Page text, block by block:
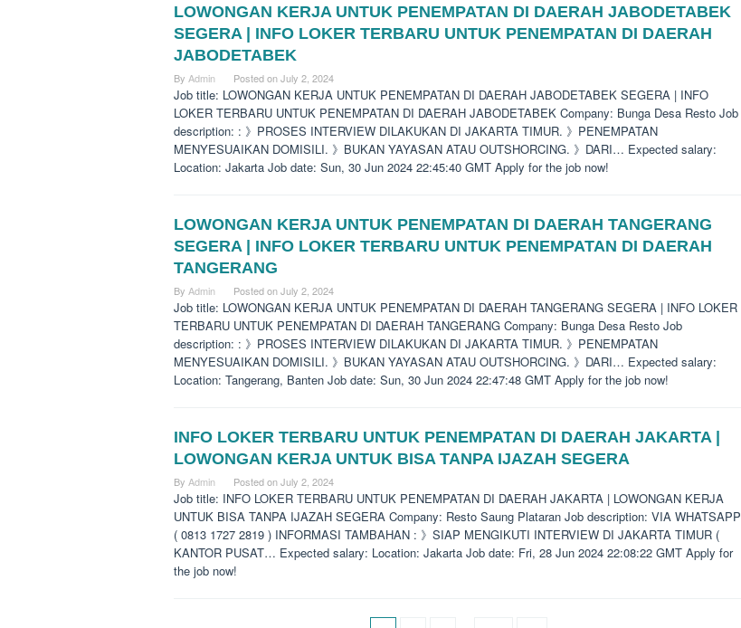
LOWONGAN KERJA UNTUK PENEMPATAN DI DAERAH JABODETABEK
SEGERA | INFO LOKER TERBARU UNTUK PENEMPATAN DI DAERAH
JABODETABEK
By Admin Posted onJuly 2, 2024
Job title: LOWONGAN KERJA UNTUK PENEMPATAN DI DAERAH JABODETABEK SEGERA | INFO
LOKER TERBARU UNTUK PENEMPATAN DI DAERAH JABODETABEK Company: Bunga Desa Resto Job
description: : 》PROSES INTERVIEW DILAKUKAN DI JAKARTA TIMUR. 》PENEMPATAN
MENYESUAIKAN DOMISILI. 》BUKAN YAYASAN ATAU OUTSHORCING. 》DARI… Expected salary:
Location: Jakarta Job date: Sun, 30 Jun 2024 22:45:40 GMT Apply for the job now!
LOWONGAN KERJA UNTUK PENEMPATAN DI DAERAH TANGERANG
SEGERA | INFO LOKER TERBARU UNTUK PENEMPATAN DI DAERAH
TANGERANG
By Admin Posted onJuly 2, 2024
Job title: LOWONGAN KERJA UNTUK PENEMPATAN DI DAERAH TANGERANG SEGERA | INFO LOKER
TERBARU UNTUK PENEMPATAN DI DAERAH TANGERANG Company: Bunga Desa Resto Job
description: : 》PROSES INTERVIEW DILAKUKAN DI JAKARTA TIMUR. 》PENEMPATAN
MENYESUAIKAN DOMISILI. 》BUKAN YAYASAN ATAU OUTSHORCING. 》DARI… Expected salary:
Location: Tangerang, Banten Job date: Sun, 30 Jun 2024 22:47:48 GMT Apply for the job now!
INFO LOKER TERBARU UNTUK PENEMPATAN DI DAERAH JAKARTA |
LOWONGAN KERJA UNTUK BISA TANPA IJAZAH SEGERA
By Admin Posted onJuly 2, 2024
Job title: INFO LOKER TERBARU UNTUK PENEMPATAN DI DAERAH JAKARTA | LOWONGAN KERJA
UNTUK BISA TANPA IJAZAH SEGERA Company: Resto Saung Plataran Job description: VIA WHATSAPP
( 0813 1727 2819 ) INFORMASI TAMBAHAN : 》SIAP MENGIKUTI INTERVIEW DI JAKARTA TIMUR (
KANTOR PUSAT… Expected salary: Location: Jakarta Job date: Fri, 28 Jun 2024 22:08:22 GMT Apply for
the job now!